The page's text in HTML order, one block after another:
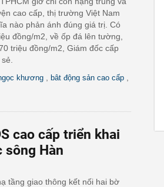
cao cấp, thị trường Việt Nam
nào phản ánh đúng giá trị. Có
đồng/m2, về ốp đá lên tường,
triệu đồng/m2, Giám đốc cấp
khương bât động sản cao cấp
cao cấp triển khai
sông Hàn
tầng giao thông kết nối hai bờ